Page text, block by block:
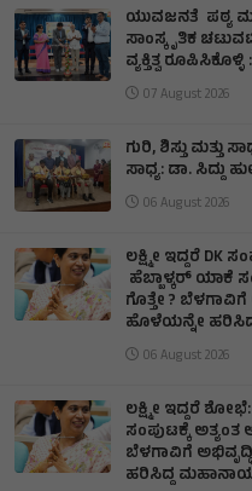
ಯುವಜನತೆ ಪಠ್ಯ
ಸಾಂಸ್ಕೃತಿಕ
ವ್ಯಕ್ತಿತ್ವ
07 August 2026
ಗುರಿ, ಶಿಸ್ತು ಮತ್ತು
ಸಾಧ್ಯ: ಡಾ. ಸಿದ್ದು
06 August 2026
ಲಕ್ಷ್ಮೀ ಇದ್ದರೆ DK
ಹೆಬ್ಬಾಳ್ಕರ್ ಯಾಕೆ
ಗೊತ್ತೇ ?
ಹೊಳೆಯನ್ನೇ
06 August 2026
ಲಕ್ಷ್ಮೀ ಇದ್ದರೆ
ಸಂಪುಟಕ್ಕೆ ಅತ್ಯಂತ
ಬೆಳಗಾವಿಗೆ
ಹರಿಸಿದ್ದ